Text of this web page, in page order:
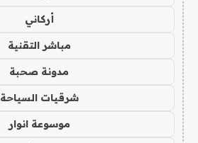
أركاني
مباشر التقنية
مدونة صحبة
شرقيات السياحة
موسوعة انوار